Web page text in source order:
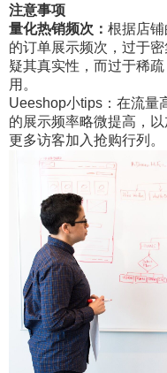
注意事项
量化热销频次： 根据店
的订单展示频次，过于
疑其真实性，而过于稀
用。
Ueeshop小tips：在流量
的展示频率略微提高，
更多访客加入抢购行列。